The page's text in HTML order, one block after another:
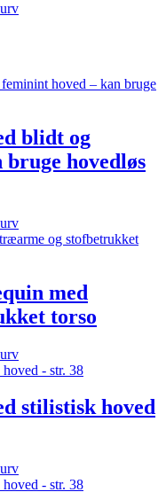
blidt og
hovedløs
med
torso
stilistisk hoved